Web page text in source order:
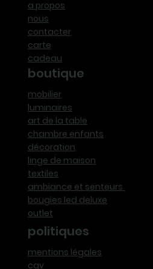
a propos
nous
contacter
carte
cadeau
boutique
mobilier
luminaires
art de la table
chambre enfants
décoration
linge de maison
textiles
ambiance et senteurs
bougies led deluxe
outlet
politiques
mentions légales
cgv